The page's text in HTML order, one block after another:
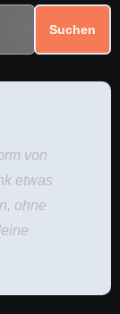
Suchen
von
etwas
ohne